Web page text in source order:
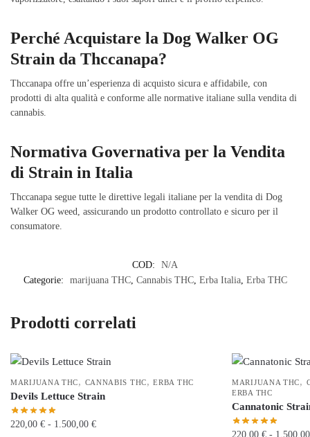
Perché Acquistare la Dog Walker OG
Strain da Thccanapa?
Thccanapa offre un’esperienza di acquisto sicura e affidabile, con
prodotti di alta qualità e conforme alle normative italiane sulla vendita di
cannabis.
Normativa Governativa per la Vendita
di Strain in Italia
Thccanapa segue tutte le direttive legali italiane per la vendita di Dog
Walker OG weed, assicurando un prodotto controllato e sicuro per il
consumatore.
COD:
N/A
Categorie:
marijuana THC, Cannabis THC, Erba Italia, Erba THC
Prodotti correlati
MARIJUANA THC, CANNABIS THC,ERBA THC
Devils Lettuce Strain
220,00 € - 1.500,00 €Fascia
MARIJUANA THC,
ERBA THC
Cannatonic
220,00 € -